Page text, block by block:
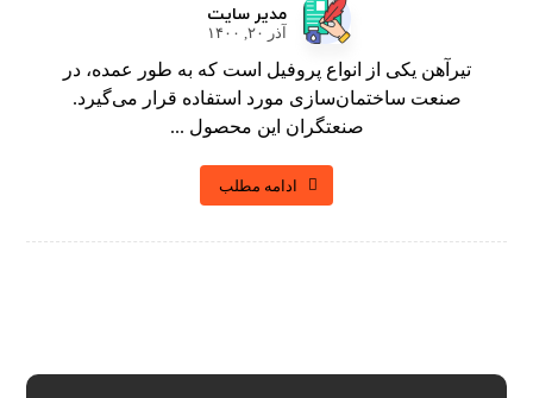
مدیر سایت
آذر ۲۰, ۱۴۰۰
تیرآهن یکی از انواع پروفیل است که به طور عمده، در
صنعت ساختمان‌سازی مورد استفاده قرار می‌گیرد.
صنعتگران این محصول ...
ادامه مطلب